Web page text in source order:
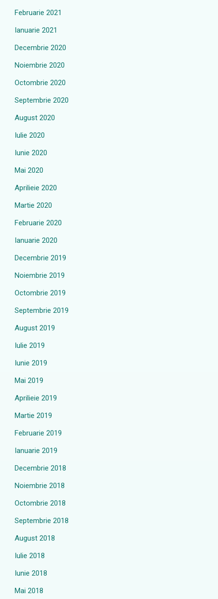
Februarie 2021
Ianuarie 2021
Decembrie 2020
Noiembrie 2020
Octombrie 2020
Septembrie 2020
August 2020
Iulie 2020
Iunie 2020
Mai 2020
Aprilieie 2020
Martie 2020
Februarie 2020
Ianuarie 2020
Decembrie 2019
Noiembrie 2019
Octombrie 2019
Septembrie 2019
August 2019
Iulie 2019
Iunie 2019
Mai 2019
Aprilieie 2019
Martie 2019
Februarie 2019
Ianuarie 2019
Decembrie 2018
Noiembrie 2018
Octombrie 2018
Septembrie 2018
August 2018
Iulie 2018
Iunie 2018
Mai 2018